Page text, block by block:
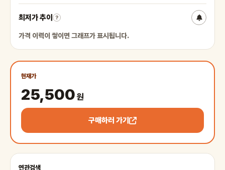
최저가 추이 ?
가격 이력이 쌓이면 그래프가 표시됩니다.
현재가
25,500원
구매하러 가기
연관검색